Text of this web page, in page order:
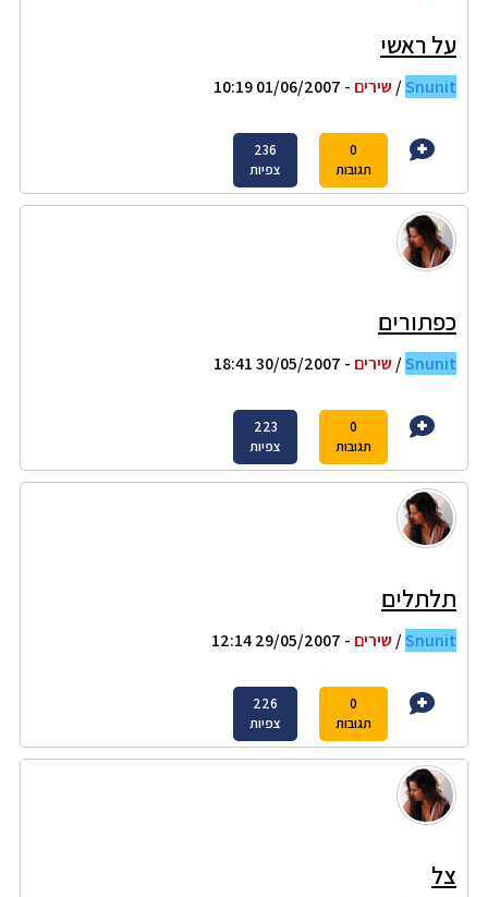
על ראשי
Snunit
/ שירים - 01/06/2007 10:19
0
תגובות
236
צפיות
כפתורים
Snunit
/ שירים - 30/05/2007 18:41
0
תגובות
223
צפיות
תלתלים
Snunit
/ שירים - 29/05/2007 12:14
0
תגובות
226
צפיות
צל